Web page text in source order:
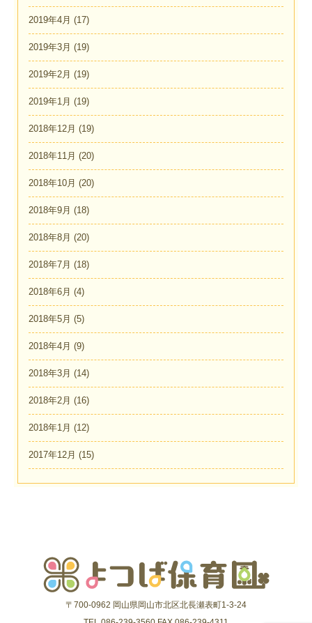
2019年4月 (17)
2019年3月 (19)
2019年2月 (19)
2019年1月 (19)
2018年12月 (19)
2018年11月 (20)
2018年10月 (20)
2018年9月 (18)
2018年8月 (20)
2018年7月 (18)
2018年6月 (4)
2018年5月 (5)
2018年4月 (9)
2018年3月 (14)
2018年2月 (16)
2018年1月 (12)
2017年12月 (15)
〒700-0962 岡山県岡山市北区北長瀬表町1-3-24